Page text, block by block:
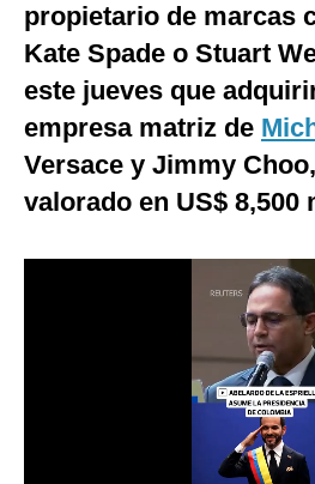
EEUU
México
Internacional
Tecnología
Club del Suscriptor
propietario de marcas
Kate Spade o Stuart
este jueves que
empresa matriz de
Versace y Jimmy
valorado en US$ 8,500